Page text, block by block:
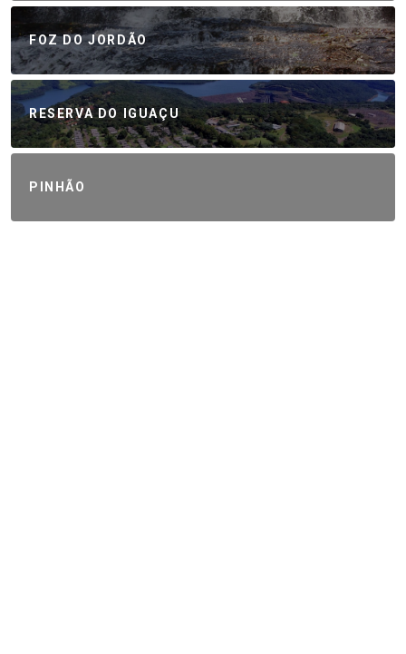
FOZ DO JORDÃO
RESERVA DO IGUAÇU
PINHÃO